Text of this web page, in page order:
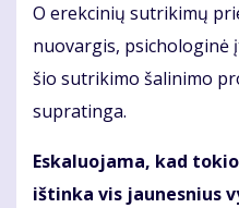
O erekcinių sutrikimų
nuovargis, psichologinė
šio sutrikimo šalinimo
supratinga.
Eskaluojama, kad
ištinka vis jaunesnius